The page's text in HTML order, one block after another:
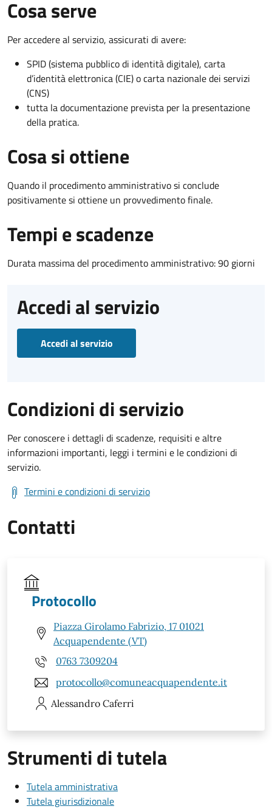
Cosa serve
Per accedere al servizio, assicurati di avere:
SPID (sistema pubblico di identità digitale), carta
d’identità elettronica (CIE) o carta nazionale dei servizi
(CNS)
tutta la documentazione prevista per la presentazione
della pratica.
Cosa si ottiene
Quando il procedimento amministrativo si conclude
positivamente si ottiene un provvedimento finale.
Tempi e scadenze
Durata massima del procedimento amministrativo: 90 giorni
Accedi al servizio
Accedi al servizio
Condizioni di servizio
Per conoscere i dettagli di scadenze, requisiti e altre
informazioni importanti, leggi i termini e le condizioni di
servizio.
Termini e condizioni di servizio
Contatti
Protocollo
Piazza Girolamo Fabrizio, 17 01021
Acquapendente (VT)
0763 7309204
protocollo@comuneacquapendente.it
Alessandro Caferri
Strumenti di tutela
Tutela amministrativa
Tutela giurisdizionale